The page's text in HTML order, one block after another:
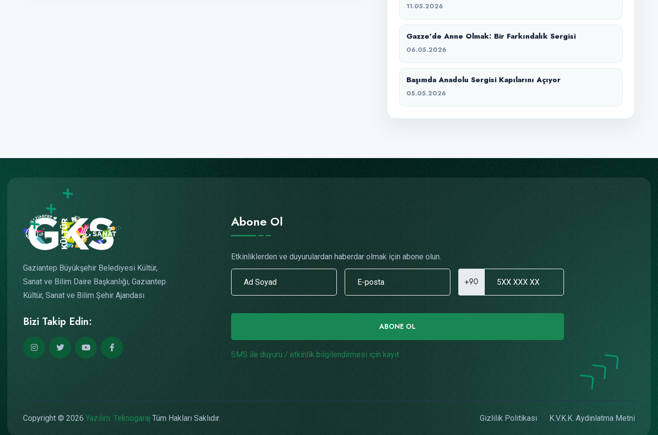
11.05.2026
Gazze’de Anne Olmak: Bir Farkındalık Sergisi
06.05.2026
Başımda Anadolu Sergisi Kapılarını Açıyor
05.05.2026
Gaziantep Büyükşehir Belediyesi Kültür,
Sanat ve Bilim Daire Başkanlığı, Gaziantep
Kültür, Sanat ve Bilim Şehir Ajandası
Bizi Takip Edin:
Abone Ol
Etkinliklerden ve duyurulardan haberdar olmak için abone olun.
+90
ABONE OL
SMS ile duyuru / etkinlik bilgilendirmesi için kayıt
Copyright © 2026 Yazılım: Teknogaraj Tüm Hakları Saklıdır. Gizlilik Politikası K.V.K.K. Aydınlatma Metni